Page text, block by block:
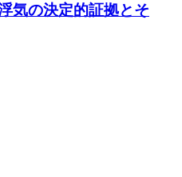
気の決定的証拠とそ